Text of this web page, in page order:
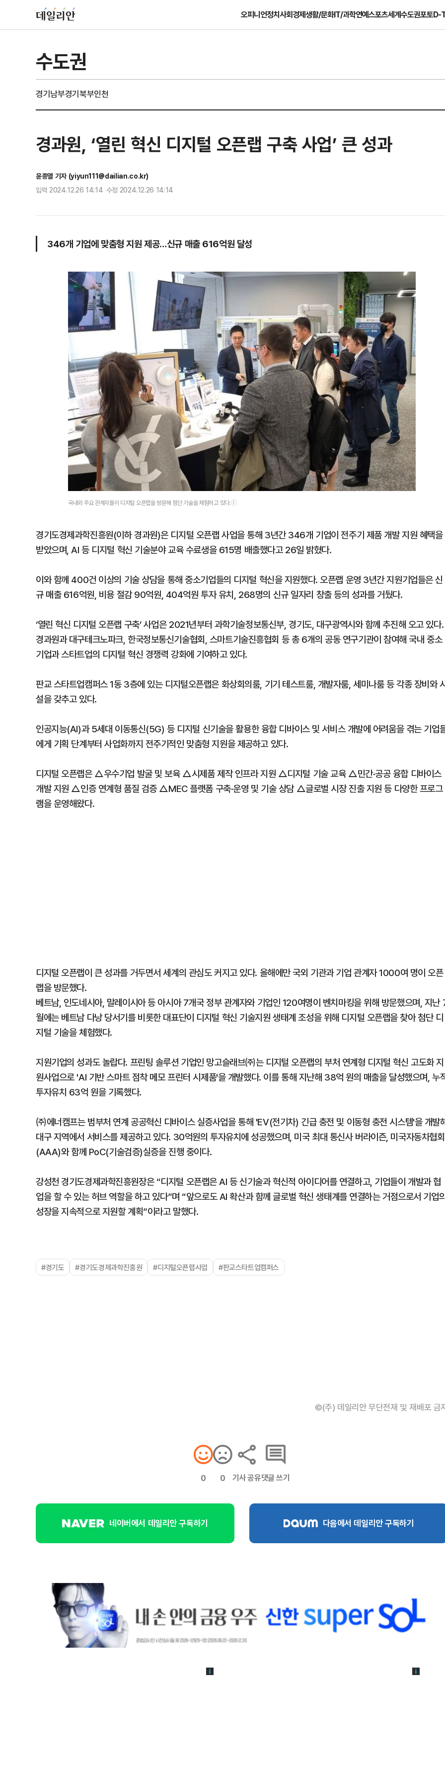
오피니언정치사회경제생활/문화IT/과학연예스포츠세계수도권포토D-
수도권
경기남부경기북부인천
경과원, ‘열린 혁신 디지털 오픈랩 구축 사업’ 큰 성과
윤종열 기자 (yiyun111@dailian.co.kr)
입력 2024.12.26 14:14 수정 2024.12.26 14:14
346개 기업에 맞춤형 지원 제공…신규 매출 616억원 달성
국내외 주요 관계자들이 디지털 오픈랩을 방문해 첨단 기술을 체험하고 있다.ⓒ
경기도경제과학진흥원(이하 경과원)은 디지털 오픈랩 사업을 통해 3년간 346개 기업이 전주기 제품 개발 지원 혜택을
받았으며, AI 등 디지털 혁신 기술분야 교육 수료생을 615명 배출했다고 26일 밝혔다.
이와 함께 400건 이상의 기술 상담을 통해 중소기업들의 디지털 혁신을 지원했다. 오픈랩 운영 3년간 지원기업들은 신
규 매출 616억원, 비용 절감 90억원, 404억원 투자 유치, 268명의 신규 일자리 창출 등의 성과를 거뒀다.
‘열린 혁신 디지털 오픈랩 구축’ 사업은 2021년부터 과학기술정보통신부, 경기도, 대구광역시와 함께 추진해 오고 있다.
경과원과 대구테크노파크, 한국정보통신기술협회, 스마트기술진흥협회 등 총 6개의 공동 연구기관이 참여해 국내 중소
기업과 스타트업의 디지털 혁신 경쟁력 강화에 기여하고 있다.
판교 스타트업캠퍼스 1동 3층에 있는 디지털오픈랩은 화상회의룸, 기기 테스트룸, 개발자룸, 세미나룸 등 각종 장비와
설을 갖추고 있다.
인공지능(AI)과 5세대 이동통신(5G) 등 디지털 신기술을 활용한 융합 디바이스 및 서비스 개발에 어려움을 겪는 기업
에게 기획 단계부터 사업화까지 전주기적인 맞춤형 지원을 제공하고 있다.
디지털 오픈랩은 △우수기업 발굴 및 보육 △시제품 제작 인프라 지원 △디지털 기술 교육 △민간·공공 융합 디바이스
개발 지원 △인증 연계형 품질 검증 △MEC 플랫폼 구축·운영 및 기술 상담 △글로벌 시장 진출 지원 등 다양한 프로그
램을 운영해왔다.
디지털 오픈랩이 큰 성과를 거두면서 세계의 관심도 커지고 있다. 올해에만 국외 기관과 기업 관계자 1000여 명이 오픈
랩을 방문했다.
베트남, 인도네시아, 말레이시아 등 아시아 7개국 정부 관계자와 기업인 120여명이 벤치마킹을 위해 방문했으며, 지난
월에는 베트남 다낭 당서기를 비롯한 대표단이 디지털 혁신 기술지원 생태계 조성을 위해 디지털 오픈랩을 찾아 첨단 디
지털 기술을 체험했다.
지원기업의 성과도 놀랍다. 프린팅 솔루션 기업인 망고슬래브㈜는 디지털 오픈랩의 부처 연계형 디지털 혁신 고도화 지
원사업으로 'AI 기반 스마트 점착 메모 프린터 시제품'을 개발했다. 이를 통해 지난해 38억 원의 매출을 달성했으며, 누
투자유치 63억 원을 기록했다.
㈜에너캠프는 범부처 연계 공공혁신 디바이스 실증사업을 통해 'EV(전기차) 긴급 충전 및 이동형 충전 시스템'을 개발
대구 지역에서 서비스를 제공하고 있다. 30억원의 투자유치에 성공했으며, 미국 최대 통신사 버라이즌, 미국자동차협회
(AAA)와 함께 PoC(기술검증)실증을 진행 중이다.
강성천 경기도경제과학진흥원장은 “디지털 오픈랩은 AI 등 신기술과 혁신적 아이디어를 연결하고, 기업들이 개발과 협
업을 할 수 있는 허브 역할을 하고 있다”며 “앞으로도 AI 확산과 함께 글로벌 혁신 생태계를 연결하는 거점으로서 기업
성장을 지속적으로 지원할 계획”이라고 말했다.
#경기도 #경기도경제과학진흥원 #디지털오픈랩사업 #판교스타트업캠퍼스
©(주) 데일리안 무단전재 및 재배포 금
0 0 기사 공유댓글 쓰기
네이버에서 데일리안 구독하기 다음에서 데일리안 구독하기
"삼성·SK보다 싸게 달라"…
에 '더 비싸다' 퇴짜
2
[데일리안 오늘뉴스 종합] 축
인 심판에 성접대 의혹, 李대
지율 하락 의식했나, 삼전닉스
물, SK하이닉스 프리마켓 시
점화, 김민석 "과반 승리 가
3
오세훈 '여론조사비 대납' 1심
된 '민주당 돈봉투 의혹'…왜?
4
李대통령, 20대 지지율 하락
나…"청년 보편적 지원 문턱
'압수수색·성접대 의혹' 송두
대한민국 축구판